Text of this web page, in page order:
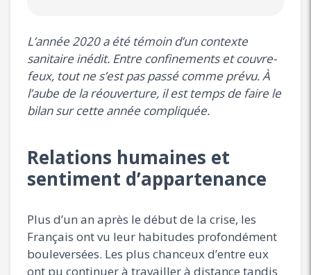
L’année 2020 a été témoin d’un contexte
sanitaire inédit. Entre confinements et couvre-
feux, tout ne s’est pas passé comme prévu. À
l’aube de la réouverture, il est temps de faire le
bilan sur cette année compliquée.
Relations humaines et
sentiment d’appartenance
Plus d’un an après le début de la crise, les
Français ont vu leur habitudes profondément
bouleversées. Les plus chanceux d’entre eux
ont pu continuer à travailler à distance tandis